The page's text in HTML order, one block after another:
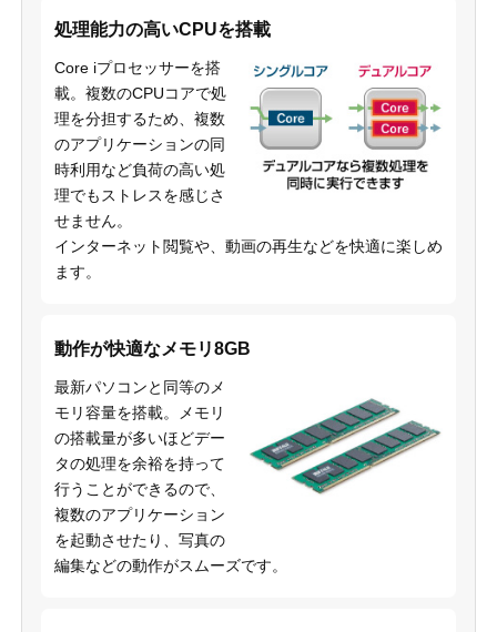
処理能力の高いCPUを搭載
Core iプロセッサーを搭
載。複数のCPUコアで処
理を分担するため、複数
のアプリケーションの同
時利用など負荷の高い処
理でもストレスを感じさ
せません。
インターネット閲覧や、動画の再生などを快適に楽しめ
ます。
動作が快適なメモリ8GB
最新パソコンと同等のメ
モリ容量を搭載。メモリ
の搭載量が多いほどデー
タの処理を余裕を持って
行うことができるので、
複数のアプリケーション
を起動させたり、写真の
編集などの動作がスムーズです。